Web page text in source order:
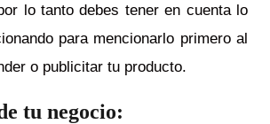
lo tanto debes tener en cuenta lo
para mencionarlo primero al
o publicitar tu producto.
tu negocio: